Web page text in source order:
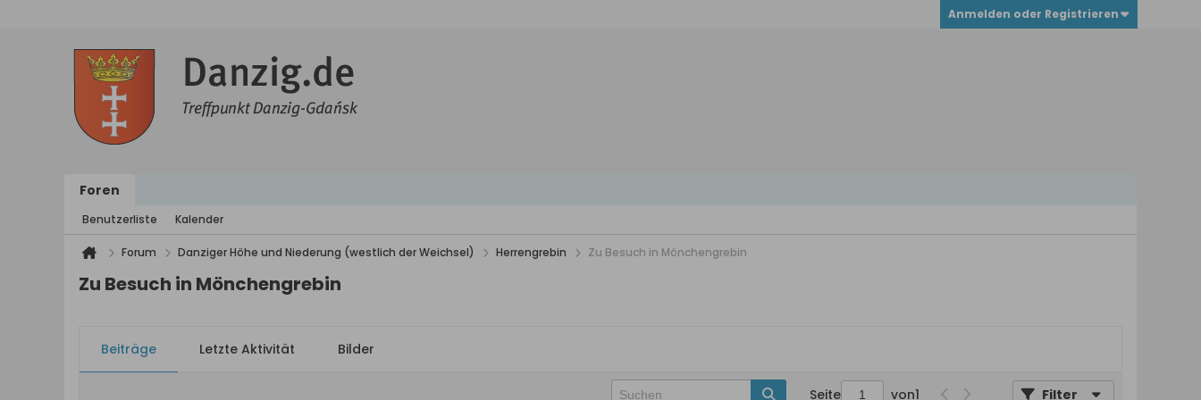
Anmelden oder Registrieren
Foren
Benutzerliste Kalender
Forum Danziger Höhe und Niederung (westlich der Weichsel) Herrengrebin Zu Besuch in Mönchengrebin
Zu Besuch in Mönchengrebin
Beiträge Letzte Aktivität Bilder
Seite von1 Filter